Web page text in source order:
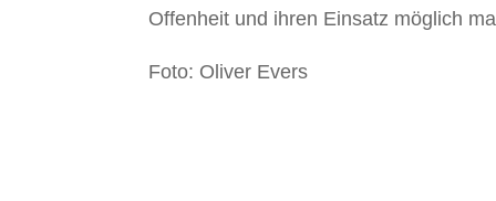
Offenheit und ihren Einsatz möglich
Foto: Oliver Evers